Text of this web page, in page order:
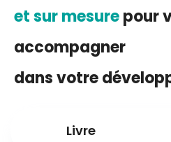
et sur mesurepour
accompagner
dans votre
Livre